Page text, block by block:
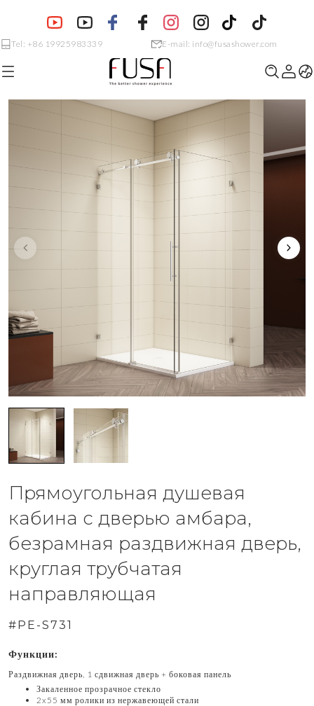
Tel: +86 19925983339 E-mail: info@fusashower.com
Прямоугольная душевая
кабина с дверью амбара,
безрамная раздвижная дверь,
круглая трубчатая
направляющая
#PE-S731
Функции:
Раздвижная дверь, 1 сдвижная дверь + боковая панель
Закаленное прозрачное стекло
2x55 мм ролики из нержавеющей стали